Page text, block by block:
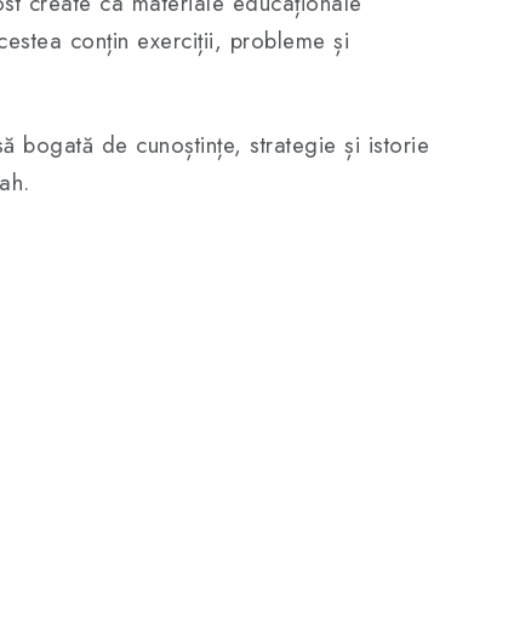
conțin exerciții, probleme și
bogată de cunoștințe, strategie și istorie